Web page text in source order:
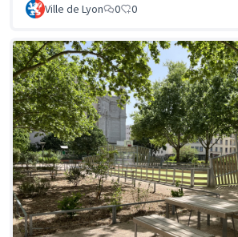
Ville de Lyon 0 0